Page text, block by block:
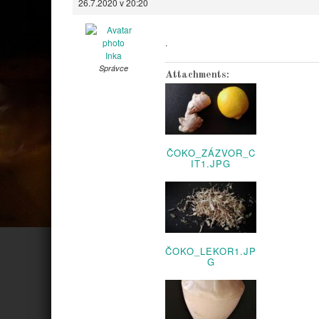
26.7.2020 v 20:20
Inka
Správce
.
Attachments:
ČOKO_ZÁZVOR_C
IT1.JPG
ČOKO_LEKOR1.JP
G